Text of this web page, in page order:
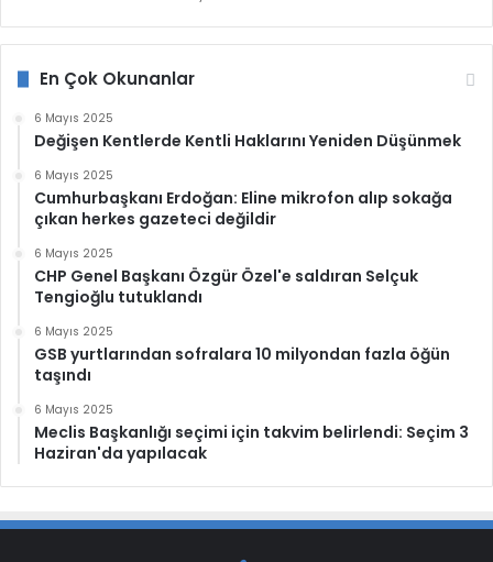
En Çok Okunanlar
6 Mayıs 2025
Değişen Kentlerde Kentli Haklarını Yeniden Düşünmek
6 Mayıs 2025
Cumhurbaşkanı Erdoğan: Eline mikrofon alıp sokağa
çıkan herkes gazeteci değildir
6 Mayıs 2025
CHP Genel Başkanı Özgür Özel'e saldıran Selçuk
Tengioğlu tutuklandı
6 Mayıs 2025
GSB yurtlarından sofralara 10 milyondan fazla öğün
taşındı
6 Mayıs 2025
Meclis Başkanlığı seçimi için takvim belirlendi: Seçim 3
Haziran'da yapılacak